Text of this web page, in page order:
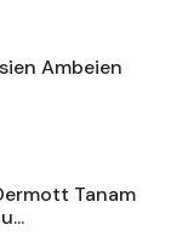
Ambeien
Tanam